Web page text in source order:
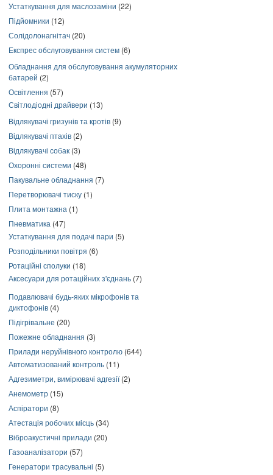
Устаткування для маслозаміни (22)
Підйомники (12)
Солідолонагнітач (20)
Експрес обслуговування систем (6)
Обладнання для обслуговування акумуляторних
батарей (2)
Освітлення (57)
Світлодіодні драйвери (13)
Відлякувачі гризунів та кротів (9)
Відлякувачі птахів (2)
Відлякувачі собак (3)
Охоронні системи (48)
Пакувальне обладнання (7)
Перетворювачі тиску (1)
Плита монтажна (1)
Пневматика (47)
Устаткування для подачі пари (5)
Розподільники повітря (6)
Ротаційні сполуки (18)
Аксесуари для ротаційних з'єднань (7)
Подавлювачі будь-яких мікрофонів та
диктофонів (4)
Підігрівальне (20)
Пожежне обладнання (3)
Прилади неруйнівного контролю (644)
Автоматизований контроль (11)
Адгезиметри, вимірювачі адгезії(2)
Анемометр (15)
Аспіратори (8)
Атестація робочих місць (34)
Віброакустичні прилади (20)
Газоаналізатори (57)
Генератори трасувальні (5)